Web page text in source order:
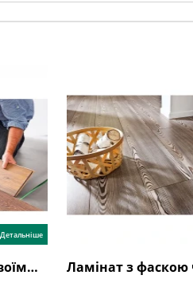
Детальніше
Укладання ламінату своїми руками: як правильно? Детальна інструкція, відео